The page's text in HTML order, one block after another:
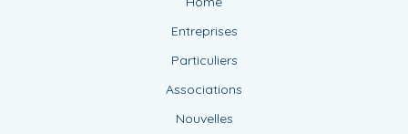
Entreprises
Particuliers
Associations
Nouvelles